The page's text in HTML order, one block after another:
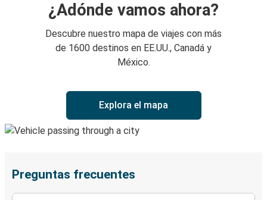
¿Adónde vamos ahora?
Descubre nuestro mapa de viajes con más
de 1600 destinos en EE.UU., Canadá y
México.
Explora el mapa
Preguntas frecuentes